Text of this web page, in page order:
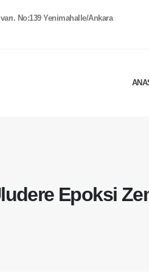
No:139 Yenimahalle/Ankara
Epoksi